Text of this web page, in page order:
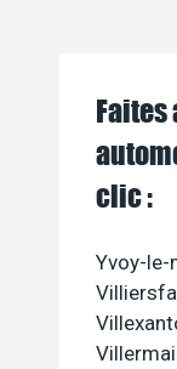
Faites
clic :
Yvoy-le-